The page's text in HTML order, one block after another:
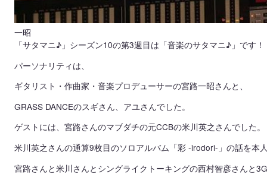
一昭
「サタマニ♪」シーズン10の第3週目は「音楽のサタマニ♪」です！
パーソナリティは、
ギタリスト・作曲家・音楽プロデューサーの宮路一昭さんと、
GRASS DANCEのスギさん、アユさんでした。
ゲストには、宮路さんのマブダチの元CCBの米川英之さんでした。
米川英之さんの通算9枚目のソロアルバム 「彩 -irodori-」の話を本
宮路さんと米川さんとシングライクトーキングの西村智彦さんと